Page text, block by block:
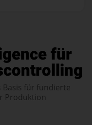
für
Basis für fundierte
Produktion